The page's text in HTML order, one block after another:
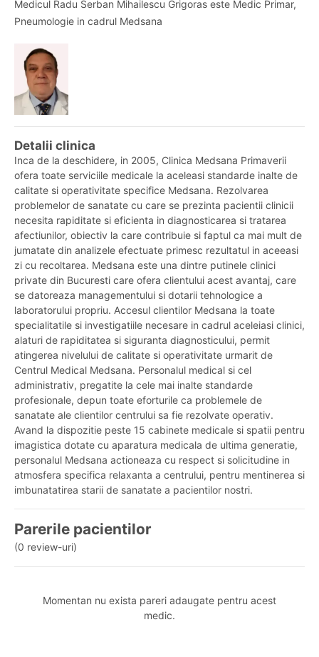
Medicul Radu Serban Mihailescu Grigoras este Medic Primar,
Pneumologie in cadrul Medsana
Detalii clinica
Inca de la deschidere, in 2005, Clinica Medsana Primaverii
ofera toate serviciile medicale la aceleasi standarde inalte de
calitate si operativitate specifice Medsana. Rezolvarea
problemelor de sanatate cu care se prezinta pacientii clinicii
necesita rapiditate si eficienta in diagnosticarea si tratarea
afectiunilor, obiectiv la care contribuie si faptul ca mai mult de
jumatate din analizele efectuate primesc rezultatul in aceeasi
zi cu recoltarea. Medsana este una dintre putinele clinici
private din Bucuresti care ofera clientului acest avantaj, care
se datoreaza managementului si dotarii tehnologice a
laboratorului propriu. Accesul clientilor Medsana la toate
specialitatile si investigatiile necesare in cadrul aceleiasi clinici,
alaturi de rapiditatea si siguranta diagnosticului, permit
atingerea nivelului de calitate si operativitate urmarit de
Centrul Medical Medsana. Personalul medical si cel
administrativ, pregatite la cele mai inalte standarde
profesionale, depun toate eforturile ca problemele de
sanatate ale clientilor centrului sa fie rezolvate operativ.
Avand la dispozitie peste 15 cabinete medicale si spatii pentru
imagistica dotate cu aparatura medicala de ultima generatie,
personalul Medsana actioneaza cu respect si solicitudine in
atmosfera specifica relaxanta a centrului, pentru mentinerea si
imbunatatirea starii de sanatate a pacientilor nostri.
Parerile pacientilor
(0 review-uri)
Momentan nu exista pareri adaugate pentru acest
medic.